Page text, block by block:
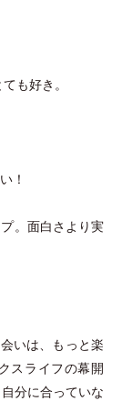
も好き。
！
。面白さより実
いは、もっと楽
スライフの幕開
分に合っていな